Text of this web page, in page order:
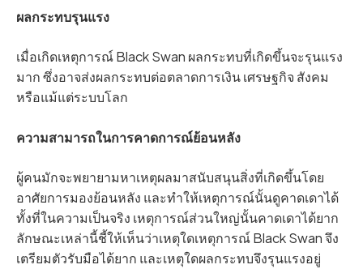
ผลกระทบรุนแรง
เมื่อเกิดเหตุการณ์ Black Swan ผลกระทบที่เกิดขึ้นจะรุนแรง
มาก ซึ่งอาจส่งผลกระทบต่อตลาดการเงิน เศรษฐกิจ สังคม
หรือแม้แต่ระบบโลก
ความสามารถในการคาดการณ์ย้อนหลัง
ผู้คนมักจะพยายามหาเหตุผลมาสนับสนุนสิ่งที่เกิดขึ้นโดย
อาศัยการมองย้อนหลัง และทำให้เหตุการณ์นั้นดูคาดเดาได้
ทั้งที่ในความเป็นจริง เหตุการณ์ส่วนใหญ่นั้นคาดเดาได้ยาก
ลักษณะเหล่านี้ชี้ให้เห็นว่าเหตุใดเหตุการณ์ Black Swan จึง
เตรียมตัวรับมือได้ยาก และเหตุใดผลกระทบจึงรุนแรงอยู่